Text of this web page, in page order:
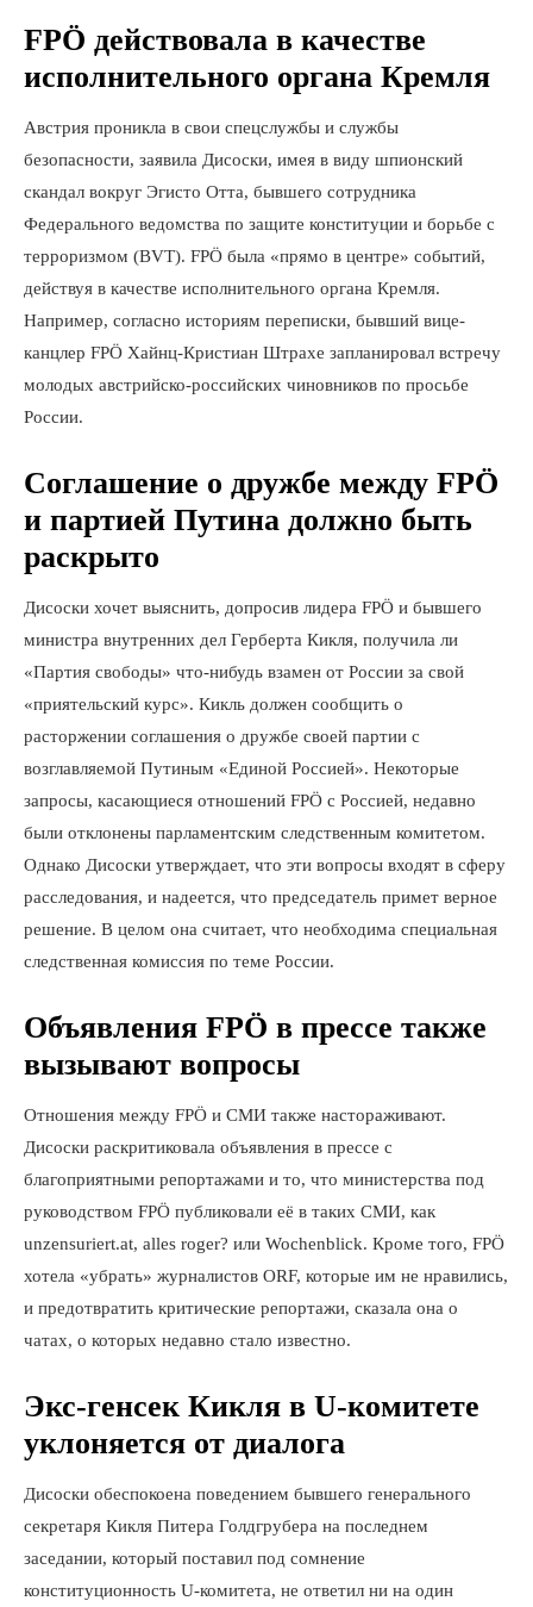
FPÖ действовала в качестве
исполнительного органа Кремля
Австрия проникла в свои спецслужбы и службы
безопасности, заявила Дисоски, имея в виду шпионский
скандал вокруг Эгисто Отта, бывшего сотрудника
Федерального ведомства по защите конституции и борьбе с
терроризмом (BVT). FPÖ была «прямо в центре» событий,
действуя в качестве исполнительного органа Кремля.
Например, согласно историям переписки, бывший вице-
канцлер FPÖ Хайнц-Кристиан Штрахе запланировал встречу
молодых австрийско-российских чиновников по просьбе
России.
Соглашение о дружбе между FPÖ
и партией Путина должно быть
раскрыто
Дисоски хочет выяснить, допросив лидера FPÖ и бывшего
министра внутренних дел Герберта Кикля, получила ли
«Партия свободы» что-нибудь взамен от России за свой
«приятельский курс». Кикль должен сообщить о
расторжении соглашения о дружбе своей партии с
возглавляемой Путиным «Единой Россией». Некоторые
запросы, касающиеся отношений FPÖ с Россией, недавно
были отклонены парламентским следственным комитетом.
Однако Дисоски утверждает, что эти вопросы входят в сферу
расследования, и надеется, что председатель примет верное
решение. В целом она считает, что необходима специальная
следственная комиссия по теме России.
Объявления FPÖ в прессе также
вызывают вопросы
Отношения между FPÖ и СМИ также настораживают.
Дисоски раскритиковала объявления в прессе с
благоприятными репортажами и то, что министерства под
руководством FPÖ публиковали её в таких СМИ, как
unzensuriert.at, alles roger? или Wochenblick. Кроме того, FPÖ
хотела «убрать» журналистов ORF, которые им не нравились,
и предотвратить критические репортажи, сказала она о
чатах, о которых недавно стало известно.
Экс-генсек Кикля в U-комитете
уклоняется от диалога
Дисоски обеспокоена поведением бывшего генерального
секретаря Кикля Питера Голдгрубера на последнем
заседании, который поставил под сомнение
конституционность U-комитета, не ответил ни на один